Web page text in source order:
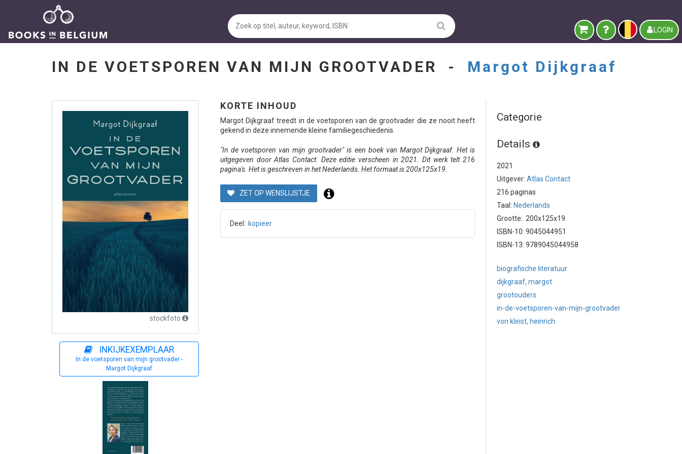
LOGIN
IN DE VOETSPOREN VAN MIJN GROOTVADER - Margot Dijkgraaf
stockfoto
INKIJKEXEMPLAAR
In de voetsporen van mijn grootvader -
Margot Dijkgraaf
KORTE INHOUD
Margot Dijkgraaf treedt in de voetsporen van de grootvader die ze nooit heeft
gekend in deze innemende kleine familiegeschiedenis.
"In de voetsporen van mijn grootvader" is een boek van Margot Dijkgraaf. Het is
uitgegeven door Atlas Contact. Deze editie verscheen in 2021. Dit werk telt 216
pagina's. Het is geschreven in het Nederlands. Het formaat is 200x125x19.
ZET OP WENSLIJSTJE
Deel: kopieer
Categorie
Details
2021
Uitgever: Atlas Contact
216 paginas
Taal: Nederlands
Grootte: 200x125x19
ISBN-10: 9045044951
ISBN-13: 9789045044958
biografische literatuur
dijkgraaf, margot
grootouders
in-de-voetsporen-van-mijn-grootvader
von kleist, heinrich